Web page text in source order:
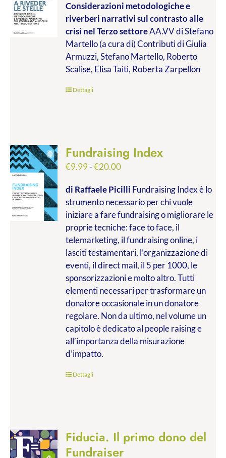
prezzo:
da
€9.99
a
€19.00
Considerazioni metodologiche e
riverberi narrativi sul contrasto alle
crisi nel Terzo settoreAA.VV di Stefano
Martello (a cura di) Contributi di Giulia
Armuzzi, Stefano Martello, Roberto
Scalise, Elisa Taiti, Roberta Zarpellon
Dettagli
Fundraising Index
€9.99-€20.00Fascia
prezzo:
da
€9.99
a
€20.00
di Raffaele Picilli Fundraising Index è lo
strumento necessario per chi vuole
iniziare a fare fundraising o migliorare le
proprie tecniche: face to face, il
telemarketing, il fundraising online, i
lasciti testamentari, l’organizzazione di
eventi, il direct mail, il 5 per 1000, le
sponsorizzazioni e molto altro. Tutti
elementi necessari per trasformare un
donatore occasionale in un donatore
regolare. Non da ultimo, nel volume un
capitolo è dedicato al people raising e
all’importanza della misurazione
d’impatto.
Dettagli
Fiducia. Il primo dono del
Fundraiser